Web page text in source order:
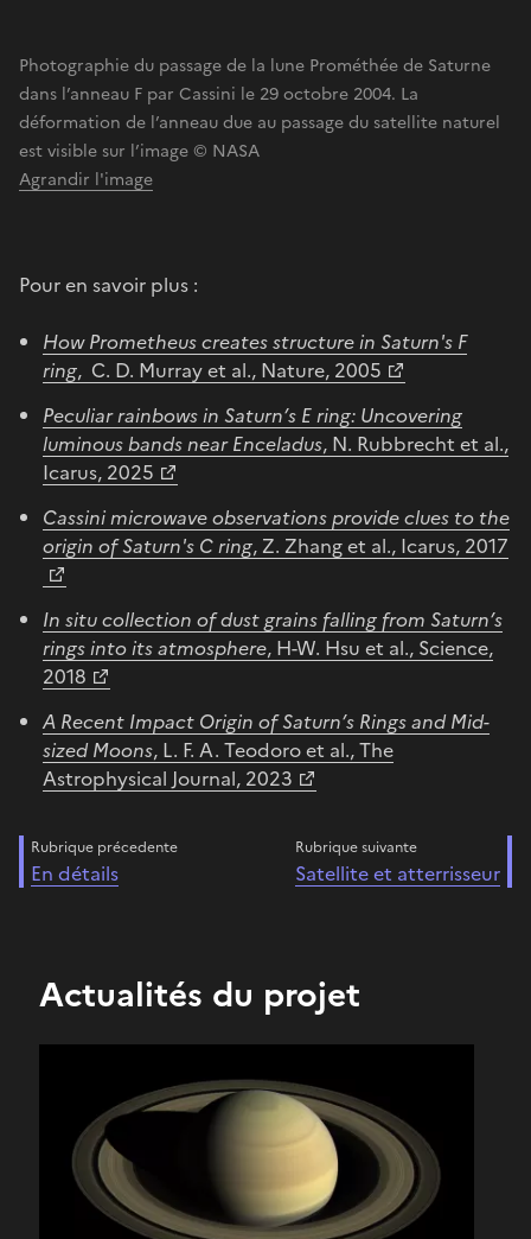
Photographie du passage de la lune Prométhée de Saturne
dans l’anneau F par Cassini le 29 octobre 2004. La
déformation de l’anneau due au passage du satellite naturel
est visible sur l’image © NASA
Agrandir l'image
Pour en savoir plus :
How Prometheus creates structure in Saturn's F
ring, C. D. Murray et al., Nature, 2005
Peculiar rainbows in Saturn’s E ring: Uncovering
luminous bands near Enceladus, N. Rubbrecht et al.,
Icarus, 2025
Cassini microwave observations provide clues to the
origin of Saturn's C ring, Z. Zhang et al., Icarus, 2017
In situ collection of dust grains falling from Saturn’s
rings into its atmosphere, H-W. Hsu et al., Science,
2018
A Recent Impact Origin of Saturn’s Rings and Mid-
sized Moons, L. F. A. Teodoro et al., The
Astrophysical Journal, 2023
Rubrique précedente
En détails
Rubrique suivante
Satellite et atterrisseur
Actualités du projet